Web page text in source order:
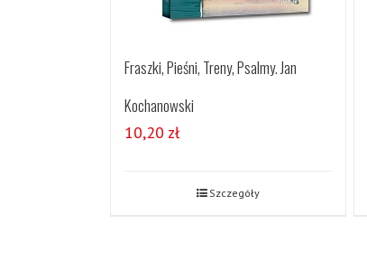
Fraszki, Pieśni, Treny, Psalmy. Jan
Kochanowski
10,20 zł
Szczegóły